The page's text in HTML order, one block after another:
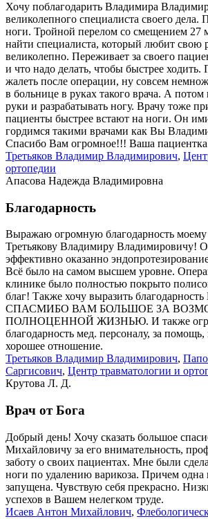
Хочу поблагодарить Владимира
великолепного специалиста своего дела.
ноги. Тройной перелом со смещением 27
найти специалиста, который любит свою
великолепно. Переживает за своего
и что надо делать, чтобы быстрее ходить.
жалеть после операции, ну совсем
в больнице в руках такого врача. А потом
руки и разрабатывать ногу. Врачу тоже
пациенты быстрее встают на ноги. Он
гордимся такими врачами как Вы
Спасибо Вам огромное!!! Ваша
Третьяков Владимир Владимирович,
ортопедии
Апасова Надежда Владимировна
Благодарность
Выражаю огромную благодарность
Третьякову Владимиру Владимировичу!
эффективно оказанно
Всё было на самом высшем уровне.
клинике было полностью покрыто
благ! Также хочу выразить
СПАСМИБО ВАМ БОЛЬШОЕ ЗА
ПОЛНОЦЕННОЙ ЖИЗНЬЮ. И также
благодарность мед. персоналу, за помощь,
хорошее отношение.
Третьяков Владимир Владимирович,
Саргисович, Центр травматологии и
Крутова Л. Д.
Врач от Бога
Добрый день! Хочу сказать большое
Михайловичу за его внимательность,
заботу о своих пациентах. Мне были
ноги по удалению варикоза. Причем одна
запущена. Чувствую себя прекрасно.
успехов в Вашем нелегком труде.
Исаев Антон Михайлович,